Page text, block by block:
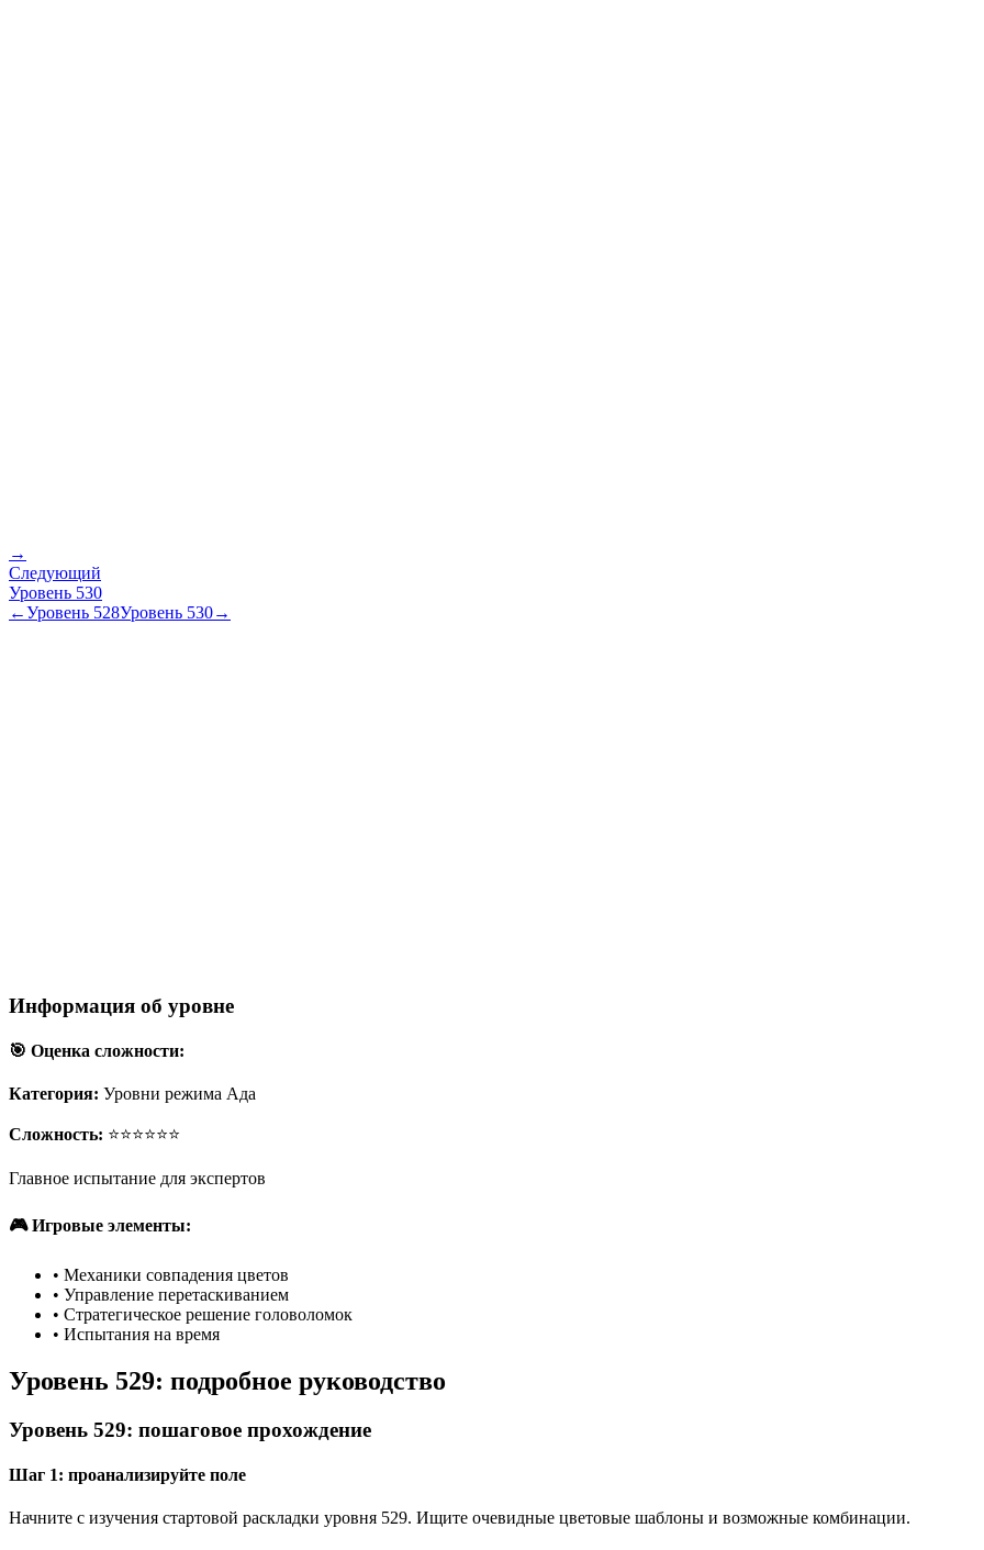
→
Следующий
Уровень 530
←Уровень 528Уровень 530→
Информация об уровне
🎯 Оценка сложности:
Категория: Уровни режима Ада
Сложность: ⭐⭐⭐⭐⭐⭐
Главное испытание для экспертов
🎮 Игровые элементы:
• Механики совпадения цветов
• Управление перетаскиванием
• Стратегическое решение головоломок
• Испытания на время
Уровень 529: подробное руководство
Уровень 529: пошаговое прохождение
Шаг 1: проанализируйте поле
Начните с изучения стартовой раскладки уровня 529. Ищите очевидные цветовые шаблоны и возможные комбинации.